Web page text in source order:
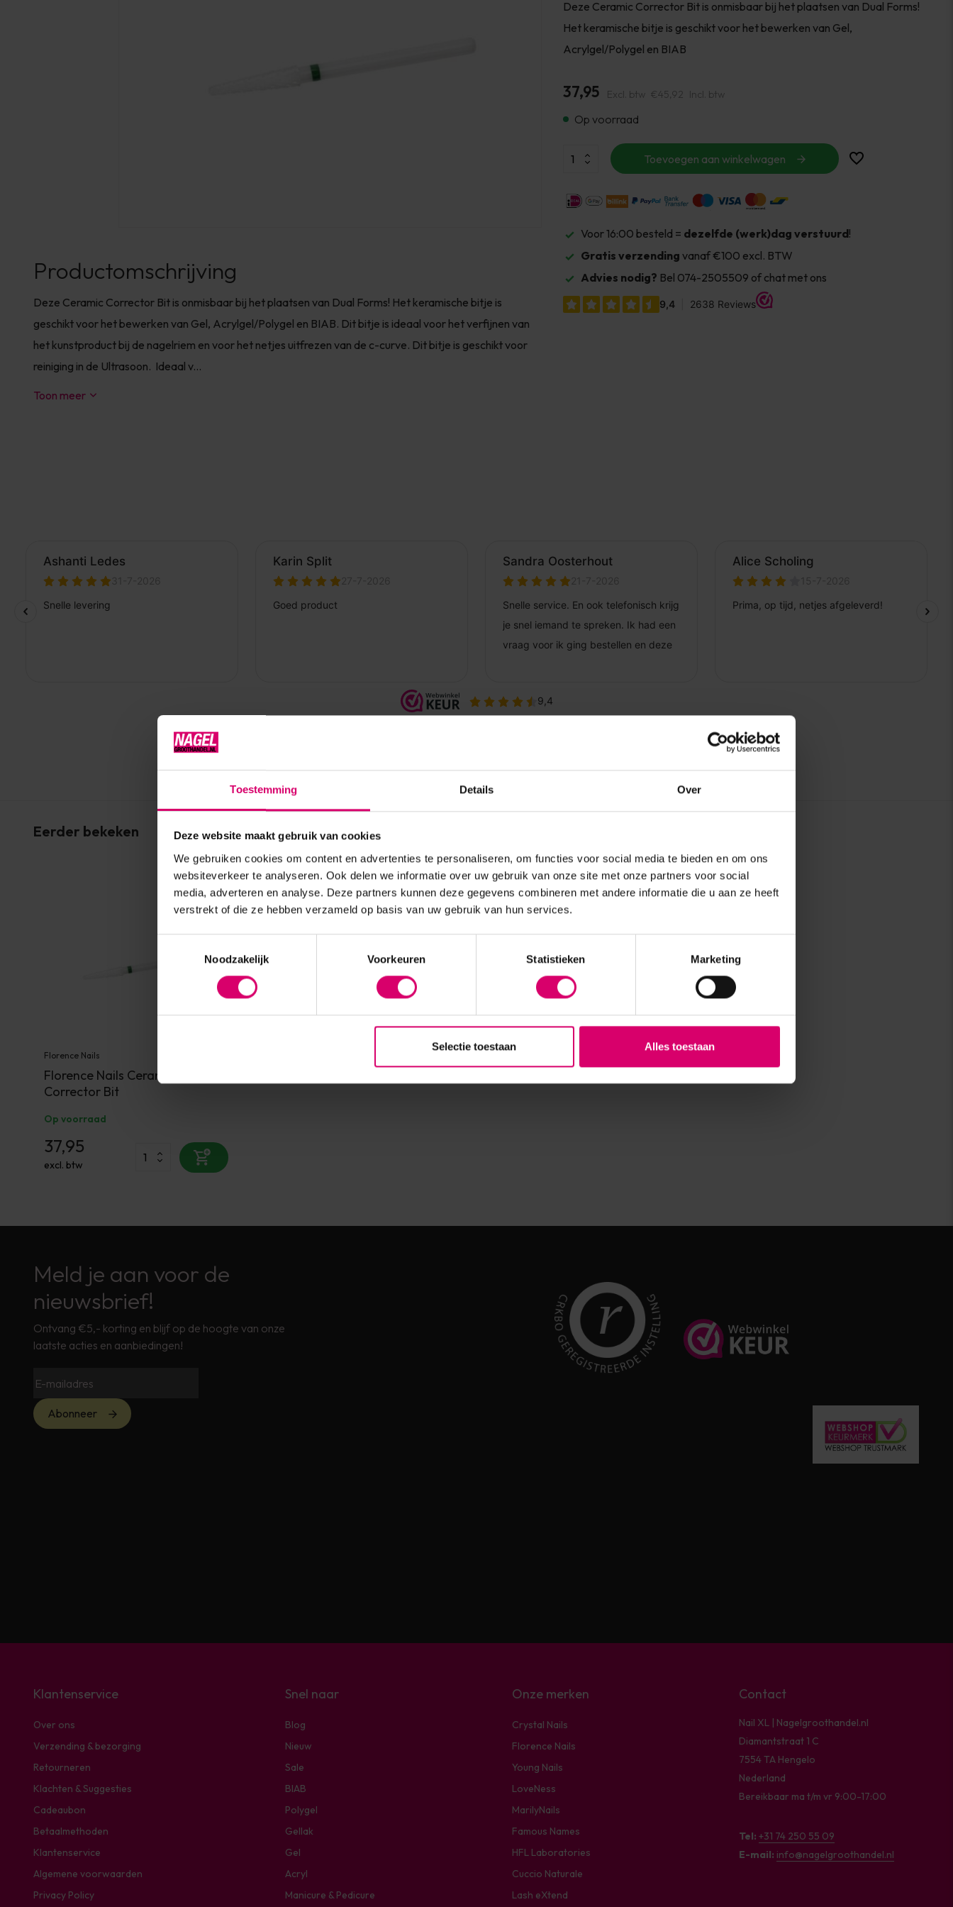
Toestemming Details Over
Deze website maakt gebruik van cookies
We gebruiken cookies om content en advertenties te personaliseren, om functies voor social media te bieden en om ons
websiteverkeer te analyseren. Ook delen we informatie over uw gebruik van onze site met onze partners voor social
media, adverteren en analyse. Deze partners kunnen deze gegevens combineren met andere informatie die u aan ze heeft
verstrekt of die ze hebben verzameld op basis van uw gebruik van hun services.
Noodzakelijk
Voorkeuren Statistieken Marketing
Selectie toestaan Alles toestaan
Productomschrijving
Deze Ceramic Corrector Bit is onmisbaar bij het plaatsen van Dual Forms! Het keramische bitje is
geschikt voor het bewerken van Gel, Acrylgel/Polygel en BIAB. Dit bitje is ideaal voor het verfijnen van
het kunstproduct bij de nagelriem en voor het netjes uitfrezen van de c-curve. Dit bitje is geschikt voor
reiniging in de Ultrasoon. Ideaal v...
Toon meer
Deze Ceramic Corrector Bit is onmisbaar bij het plaatsen van Dual Forms!
Het keramische bitje is geschikt voor het bewerken van Gel,
Acrylgel/Polygel en BIAB
37,95 Excl. btw €45,92 Incl. btw
Op voorraad
Toevoegen aan winkelwagen
Voor 16:00 besteld = dezelfde (werk)dag verstuurd!
Gratis verzending vanaf €100 excl. BTW
Advies nodig? Bel 074-2505509 of chat met ons
Eerder bekeken
Florence Nails
Florence Nails Ceramic
Corrector Bit
Op voorraad
37,95
excl. btw
Meld je aan voor de
nieuwsbrief!
Ontvang €5,- korting en blijf op de hoogte van onze
laatste acties en aanbiedingen!
Abonneer
Klantenservice
Over ons
Verzending & bezorging
Retourneren
Klachten & Suggesties
Cadeaubon
Betaalmethoden
Klantenservice
Algemene voorwaarden
Privacy Policy
Snel naar
Blog
Nieuw
Sale
BIAB
Polygel
Gellak
Gel
Acryl
Manicure & Pedicure
Onze merken
Crystal Nails
Florence Nails
Young Nails
LoveNess
MarilyNails
Famous Names
HFL Laboratories
Cuccio Naturale
Lash eXtend
Contact
Nail XL | Nagelgroothandel.nl
Diamantstraat 1 C
7554 TA Hengelo
Nederland
Bereikbaar ma t/m vr 9:00-17:00
Tel: +31 74 250 55 09
E-mail: info@nagelgroothandel.nl